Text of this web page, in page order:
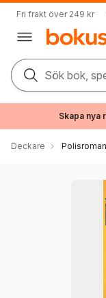
Fri frakt över 249 kr
Sök bok,
Skapa nya
Deckare